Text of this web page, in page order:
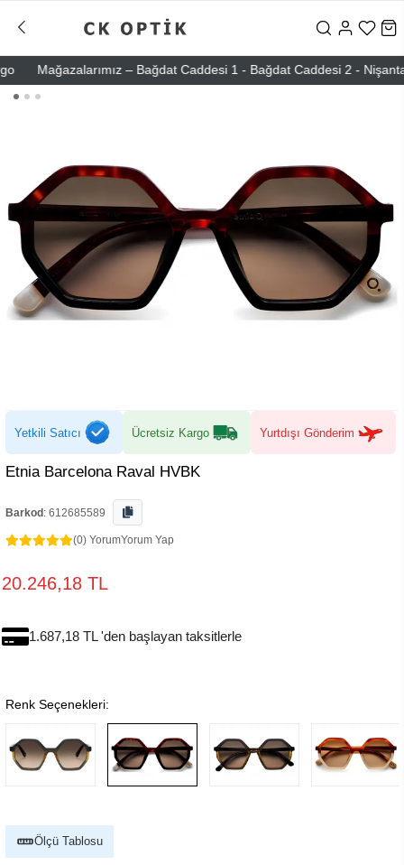
Mağazalarımız – Bağdat Caddesi 1 - Bağdat Caddesi 2 -
Yetkili Satıcı Ücretsiz Kargo Yurtdışı Gönderim
Etnia Barcelona Raval HVBK
Barkod : 612685589
(0) YorumYorum Yap
20.246,18 TL
1.687,18 TL 'den başlayan taksitlerle
Renk Seçenekleri:
Ölçü Tablosu